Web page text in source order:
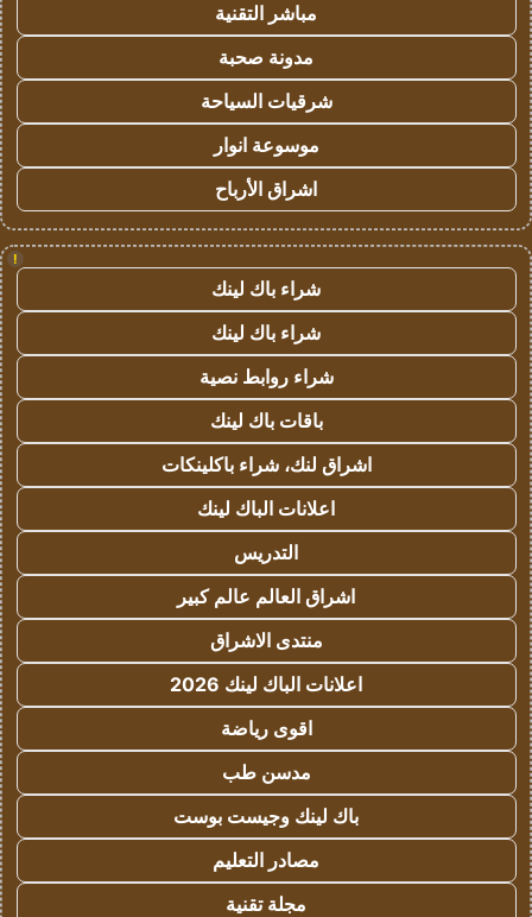
مباشر التقنية
مدونة صحبة
شرقيات السياحة
موسوعة انوار
اشراق الأرباح
!
شراء باك لينك
شراء باك لينك
شراء روابط نصية
باقات باك لينك
اشراق لنك، شراء باكلينكات
اعلانات الباك لينك
التدريس
اشراق العالم عالم كبير
منتدى الاشراق
اعلانات الباك لينك 2026
اقوى رياضة
مدسن طب
باك لينك وجيست بوست
مصادر التعليم
مجلة تقنية